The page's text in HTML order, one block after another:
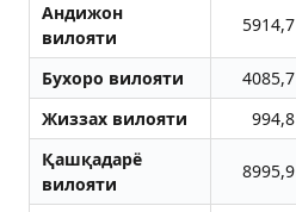
Aндижон
вилояти
5914,7
Бухоро вилояти 4085,7
Жиззах вилояти
994,8
Қашқадарё
вилояти
8995,9